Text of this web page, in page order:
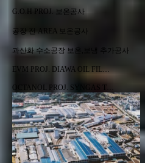
G.O.H PROJ. 보온공사
공장 전 AREA 보온공사
과산화 수소공장 보온,보냉 추가공사
EVM PROJ. DIAWA OIL FIL…
OCTANOL PROJ. SYNGAS T…